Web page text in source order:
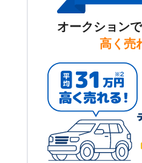
オークション
高く売